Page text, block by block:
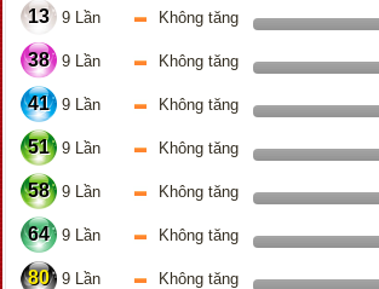
13 9 Lần Không tăng
38 9 Lần Không tăng
41 9 Lần Không tăng
51 9 Lần Không tăng
58 9 Lần Không tăng
64 9 Lần Không tăng
80 9 Lần Không tăng